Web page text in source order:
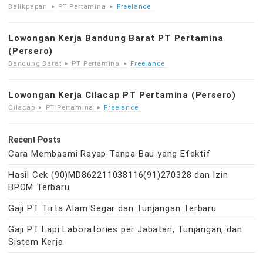
Balikpapan PT Pertamina Freelance
Lowongan Kerja Bandung Barat PT Pertamina
(Persero)
Bandung Barat PT Pertamina Freelance
Lowongan Kerja Cilacap PT Pertamina (Persero)
Cilacap PT Pertamina Freelance
Recent Posts
Cara Membasmi Rayap Tanpa Bau yang Efektif
Hasil Cek (90)MD862211038116(91)270328 dan Izin
BPOM Terbaru
Gaji PT Tirta Alam Segar dan Tunjangan Terbaru
Gaji PT Lapi Laboratories per Jabatan, Tunjangan, dan
Sistem Kerja